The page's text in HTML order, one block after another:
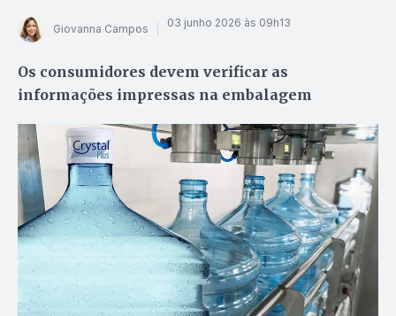
Giovanna Campos 03 junho 2026 às 09h13
Os consumidores devem verificar as
informações impressas na embalagem